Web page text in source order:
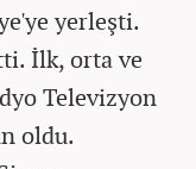
yerleşti.
İlk, orta ve
Televizyon
oldu.